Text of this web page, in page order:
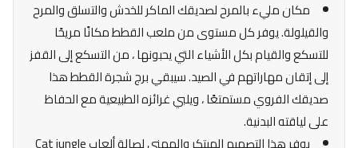
مكان مليء بالمرح لصديقك الماكر للخدش والتسلق والمرح
والقيلولة. يوفر كل مستوى من ملعب القطط مكانًا مريحًا
للتسكع والقيام بكل الأشياء التي يحبونها ، من التسكع إلى القفز
إلى إتقان مهاراتهم في الصيد. سيبقي برج شجرة القطط هذا
صديقك الفروي مستمتعًا ، ويلبي غرائزه الطبيعية مع الحفاظ
على لياقته البدنية.